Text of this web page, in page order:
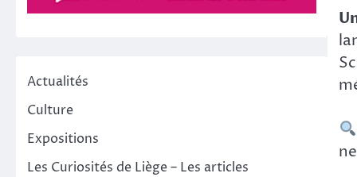
Actualités
Culture
Expositions
Les Curiosités de Liège – Les articles